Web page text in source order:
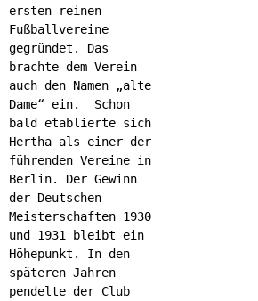
ersten reinen
Fußballvereine
gegründet. Das
brachte dem Verein
auch den Namen „alte
Dame“ ein. Schon
bald etablierte sich
Hertha als einer der
führenden Vereine in
Berlin. Der Gewinn
der Deutschen
Meisterschaften 1930
und 1931 bleibt ein
Höhepunkt. In den
späteren Jahren
pendelte der Club